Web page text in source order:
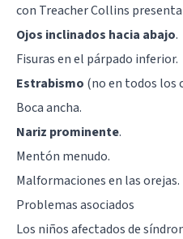
con Treacher Collins
Ojos inclinados hacia abajo.
Fisuras en el párpado inferior.
Estrabismo (no en todos los
Boca ancha.
Nariz prominente.
Mentón menudo.
Malformaciones en las orejas.
Problemas asociados
Los niños afectados de